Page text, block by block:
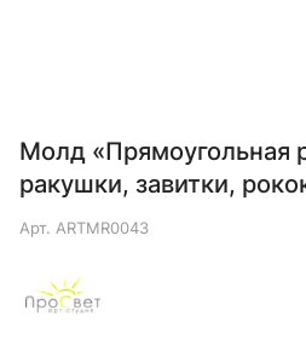
Молд «Прямоугольная
ракушки, завитки,
Арт. ARTMR0043